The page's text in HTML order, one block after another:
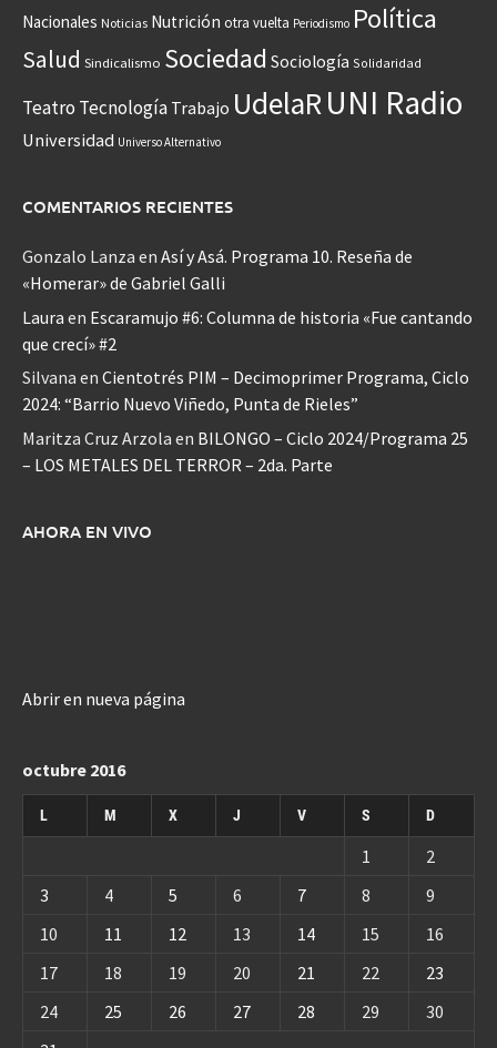
Nacionales Noticias Nutrición otra vuelta Periodismo Política
Salud Sindicalismo Sociedad Sociología Solidaridad
Teatro Tecnología Trabajo UdelaRUNI Radio
Universidad Universo Alternativo
COMENTARIOS RECIENTES
Gonzalo Lanza en Así y Asá. Programa 10. Reseña de
«Homerar» de Gabriel Galli
Laura en Escaramujo #6: Columna de historia «Fue cantando
que crecí» #2
Silvana en Cientotrés PIM – Decimoprimer Programa, Ciclo
2024: “Barrio Nuevo Viñedo, Punta de Rieles”
Maritza Cruz Arzola en BILONGO – Ciclo 2024/Programa 25
– LOS METALES DEL TERROR – 2da. Parte
AHORA EN VIVO
Abrir en nueva página
octubre 2016
L M X J V S D
1
2
3
4 5 6 7 8
9
10
11 12 13 14 15
16
17
18 19 20 21 22
23
24
25 26 27 28 29
30